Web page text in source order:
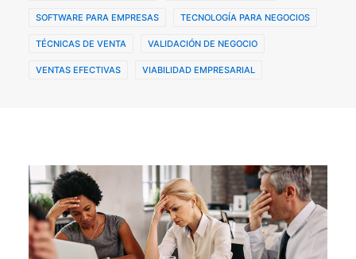
SOFTWARE PARA EMPRESAS TECNOLOGÍA PARA NEGOCIOS
TÉCNICAS DE VENTA VALIDACIÓN DE NEGOCIO
VENTAS EFECTIVAS VIABILIDAD EMPRESARIAL